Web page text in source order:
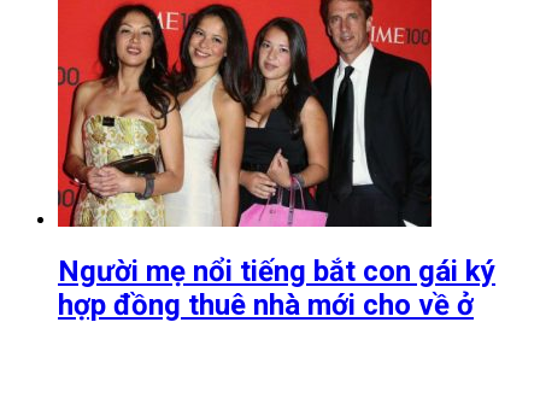
Người mẹ nổi tiếng bắt con gái ký
hợp đồng thuê nhà mới cho về ở